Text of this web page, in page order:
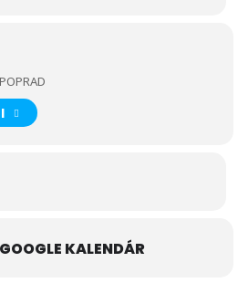
GOOGLE KALENDÁR